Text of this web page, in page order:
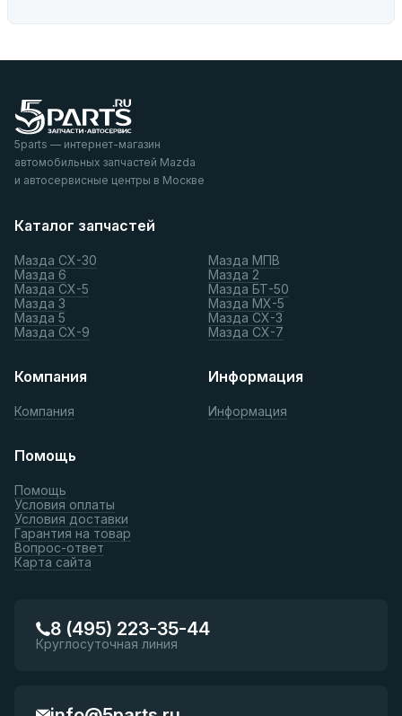
5parts — интернет-магазин
автомобильных запчастей Mazda
и автосервисные центры в Москве
Каталог запчастей
Мазда СХ-30
Мазда 6
Мазда СХ-5
Мазда 3
Мазда 5
Мазда СХ-9
Мазда МПВ
Мазда 2
Мазда БТ-50
Мазда МХ-5
Мазда СХ-3
Мазда СХ-7
Компания
Компания
Информация
Информация
Помощь
Помощь
Условия оплаты
Условия доставки
Гарантия на товар
Вопрос-ответ
Карта сайта
8 (495) 223-35-44
Круглосуточная линия